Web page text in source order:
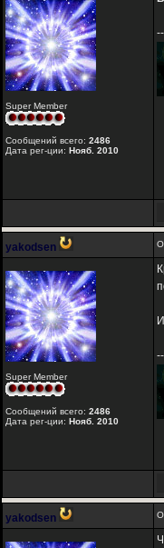
Super Member
Сообщений всего: 2486
Дата рег-ции: Нояб. 2010
yakodsen
Super Member
Сообщений всего: 2486
Дата рег-ции: Нояб. 2010
yakodsen